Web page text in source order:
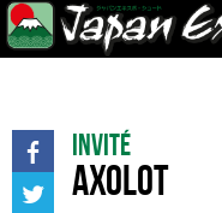
Invité
Axolot